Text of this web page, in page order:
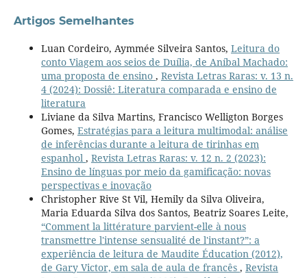
Artigos Semelhantes
Luan Cordeiro, Aymmée Silveira Santos, Leitura do
conto Viagem aos seios de Duília, de Aníbal Machado:
uma proposta de ensino , Revista Letras Raras: v. 13 n.
4 (2024): Dossiê: Literatura comparada e ensino de
literatura
Liviane da Silva Martins, Francisco Welligton Borges
Gomes, Estratégias para a leitura multimodal: análise
de inferências durante a leitura de tirinhas em
espanhol , Revista Letras Raras: v. 12 n. 2 (2023):
Ensino de línguas por meio da gamificação: novas
perspectivas e inovação
Christopher Rive St Vil, Hemily da Silva Oliveira,
Maria Eduarda Silva dos Santos, Beatriz Soares Leite,
“Comment la littérature parvient-elle à nous
transmettre l'intense sensualité de l'instant?”: a
experiência de leitura de Maudite Éducation (2012),
de Gary Victor, em sala de aula de francês , Revista